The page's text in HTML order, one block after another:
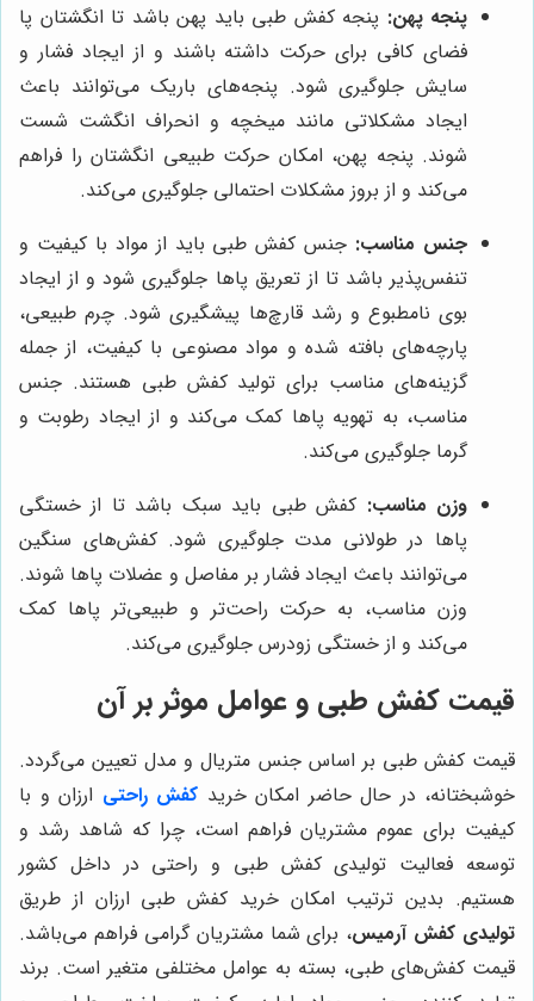
پنجه پهن: پنجه کفش طبی باید پهن باشد تا انگشتان پا
فضای کافی برای حرکت داشته باشند و از ایجاد فشار و
سایش جلوگیری شود. پنجه‌های باریک می‌توانند باعث
ایجاد مشکلاتی مانند میخچه و انحراف انگشت شست
شوند. پنجه پهن، امکان حرکت طبیعی انگشتان را فراهم
می‌کند و از بروز مشکلات احتمالی جلوگیری می‌کند.
جنس مناسب: جنس کفش طبی باید از مواد با کیفیت و
تنفس‌پذیر باشد تا از تعریق پاها جلوگیری شود و از ایجاد
بوی نامطبوع و رشد قارچ‌ها پیشگیری شود. چرم طبیعی،
پارچه‌های بافته شده و مواد مصنوعی با کیفیت، از جمله
گزینه‌های مناسب برای تولید کفش طبی هستند. جنس
مناسب، به تهویه پاها کمک می‌کند و از ایجاد رطوبت و
گرما جلوگیری می‌کند.
وزن مناسب: کفش طبی باید سبک باشد تا از خستگی
پاها در طولانی مدت جلوگیری شود. کفش‌های سنگین
می‌توانند باعث ایجاد فشار بر مفاصل و عضلات پاها شوند.
وزن مناسب، به حرکت راحت‌تر و طبیعی‌تر پاها کمک
می‌کند و از خستگی زودرس جلوگیری می‌کند.
قیمت کفش طبی و عوامل موثر بر آن
قیمت کفش طبی بر اساس جنس متریال و مدل تعیین می‌گردد.
خوشبختانه، در حال حاضر امکان خرید کفش راحتی ارزان و با
کیفیت برای عموم مشتریان فراهم است، چرا که شاهد رشد و
توسعه فعالیت تولیدی کفش طبی و راحتی در داخل کشور
هستیم. بدین ترتیب امکان خرید کفش طبی ارزان از طریق
تولیدی کفش آرمیس، برای شما مشتریان گرامی فراهم می‌باشد.
قیمت کفش‌های طبی، بسته به عوامل مختلفی متغیر است. برند